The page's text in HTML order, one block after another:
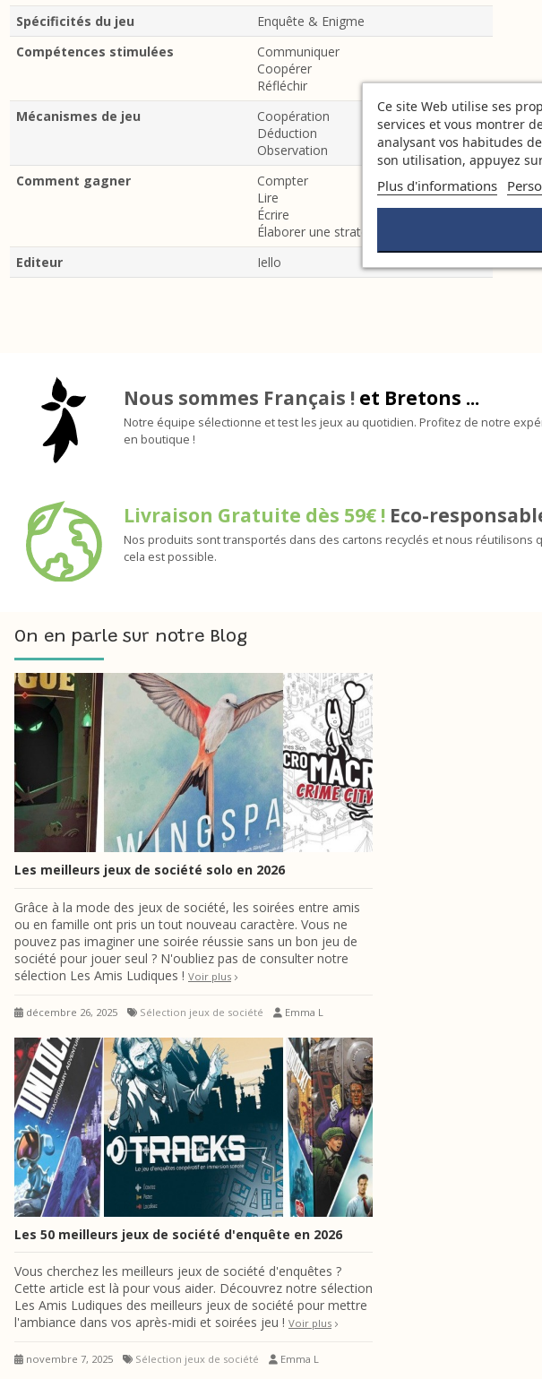
Spécificités du jeu
Enquête & Enigme
Compétences stimulées
Communiquer
Coopérer
Réfléchir
Mécanismes de jeu
Coopération
Déduction
Observation
Comment gagner
Compter
Lire
Écrire
Élaborer une stratégie
Editeur
Iello
Nous sommes Français ! et Bretons ...
Notre équipe sélectionne et test les jeux au quotidien. Profitez de notre
en boutique !
Livraison Gratuite dès 59€ ! Eco-
Nos produits sont transportés dans des cartons recyclés et nous réutilisons
cela est possible.
On en parle sur notre Blog
Les meilleurs jeux de société solo en 2026
Grâce à la mode des jeux de société, les soirées entre amis
ou en famille ont pris un tout nouveau caractère. Vous ne
pouvez pas imaginer une soirée réussie sans un bon jeu de
société pour jouer seul ? N'oubliez pas de consulter notre
sélection Les Amis Ludiques ! Voir plus
décembre 26, 2025 Sélection jeux de société Emma L
Les 50 meilleurs jeux de société d'enquête en 2026
Vous cherchez les meilleurs jeux de société d'enquêtes ?
Cette article est là pour vous aider. Découvrez notre sélection
Les Amis Ludiques des meilleurs jeux de société pour mettre
l'ambiance dans vos après-midi et soirées jeu ! Voir plus
novembre 7, 2025 Sélection jeux de société Emma L
Ce site Web utilise ses
services et vous montrer
analysant vos habitudes
son utilisation, appuyez
Plus d'informations